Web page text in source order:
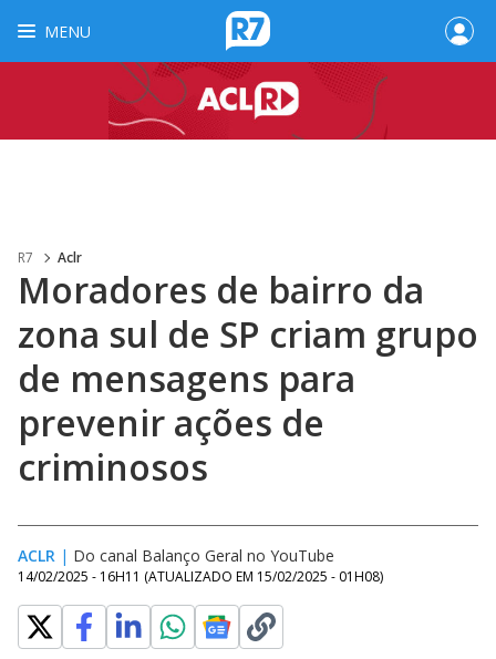
MENU
R7 Aclr
Moradores de bairro da
zona sul de SP criam grupo
de mensagens para
prevenir ações de
criminosos
ACLR | Do canal Balanço Geral no YouTube
14/02/2025 - 16H11 (ATUALIZADO EM 15/02/2025 - 01H08)